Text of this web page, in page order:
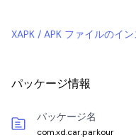
XAPK / APK ファイルのイ
パッケージ情報
パッケージ名
com.xd.car.parkour